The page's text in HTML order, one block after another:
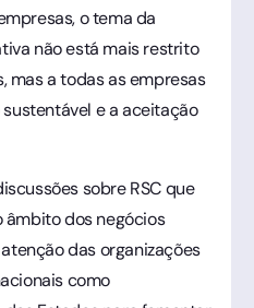
o tema da
não está mais restrito
mas a todas as empresas
e a aceitação
sobre RSC que
dos negócios
das organizações
como